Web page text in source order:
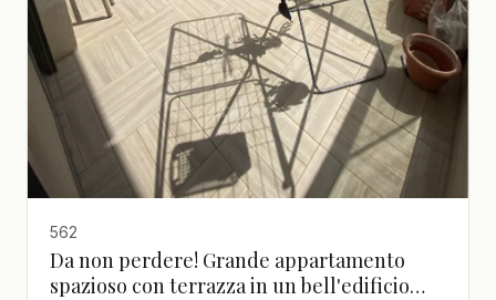
562
Da non perdere! Grande appartamento
spazioso con terrazza in un bell'edificio